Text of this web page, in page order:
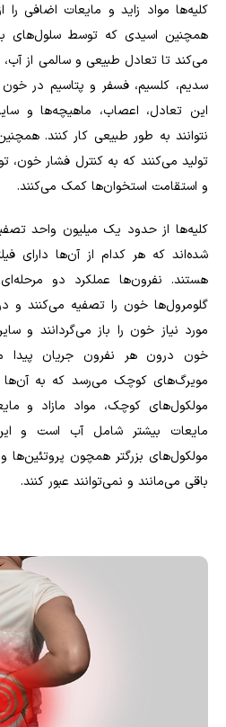
کلیه‌ها مواد زاید و مایعات اضافی
همچنین اسیدی که توسط سلول‌های
می‌کند تا تعادل طبیعی و سالمی از
سدیم، کلسیم، فسفر و پتاسیم در
این تعادل، اعصاب، ماهیچه‌ها و
نتوانند به طور طبیعی کار کنند.
تولید می‌کنند که به کنترل فشار خون،
و استقامت استخوان‌ها کمک می‌کنند.
کلیه‌ها از حدود یک میلیون واحد
شده‌اند که هر کدام از آن‌ها دارای
هستند. نفرون‌ها عملکرد دو
گلومرول‌ها خون را تصفیه می‌کنند و
مورد نیاز خون را باز می‌گردانند و
خون درون هر نفرون جریان پیدا
مویرگ‌های کوچک می‌رسد که به آن‌ها
مولکول‌های کوچک، مواد مازاد و
مایعات بیشتر شامل آب است و
مولکول‌های بزرگتر همچون
باقی می‌مانند و نمی‌توانند عبور کنند.